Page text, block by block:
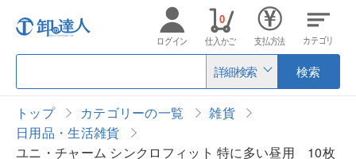
詳細検索 検索
ログイン 仕入かご
0
支払方法 カテゴリ
トップ カテゴリーの一覧
雑貨
日用品・生活雑貨
ユニ・チャーム シンクロフィット 特に多い昼用 10枚